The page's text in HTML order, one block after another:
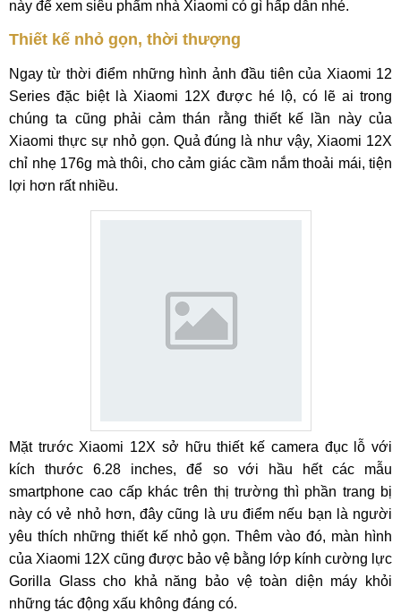
này để xem siêu phẩm nhà Xiaomi có gì hấp dẫn nhé.
Thiết kế nhỏ gọn, thời thượng
Ngay từ thời điểm những hình ảnh đầu tiên của Xiaomi 12
Series đặc biệt là Xiaomi 12X được hé lộ, có lẽ ai trong
chúng ta cũng phải cảm thán rằng thiết kế lần này của
Xiaomi thực sự nhỏ gọn. Quả đúng là như vậy, Xiaomi 12X
chỉ nhẹ 176g mà thôi, cho cảm giác cầm nắm thoải mái, tiện
lợi hơn rất nhiều.
Mặt trước Xiaomi 12X sở hữu thiết kế camera đục lỗ với
kích thước 6.28 inches, để so với hầu hết các mẫu
smartphone cao cấp khác trên thị trường thì phần trang bị
này có vẻ nhỏ hơn, đây cũng là ưu điểm nếu bạn là người
yêu thích những thiết kế nhỏ gọn. Thêm vào đó, màn hình
của Xiaomi 12X cũng được bảo vệ bằng lớp kính cường lực
Gorilla Glass cho khả năng bảo vệ toàn diện máy khỏi
những tác động xấu không đáng có.